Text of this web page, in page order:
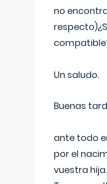
no
Un saludo.
Buenas
ante todo
por el
vuestra hija.